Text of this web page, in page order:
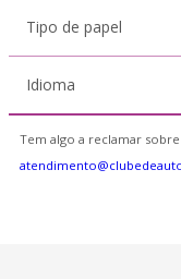
Tipo de papel
Idioma
Tem algo a reclamar